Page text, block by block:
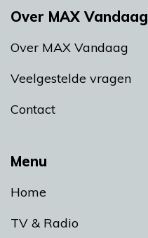
Menu
Home
TV & Radio
Over MAX Vandaag
Over MAX Vandaag
Veelgestelde vragen
Contact